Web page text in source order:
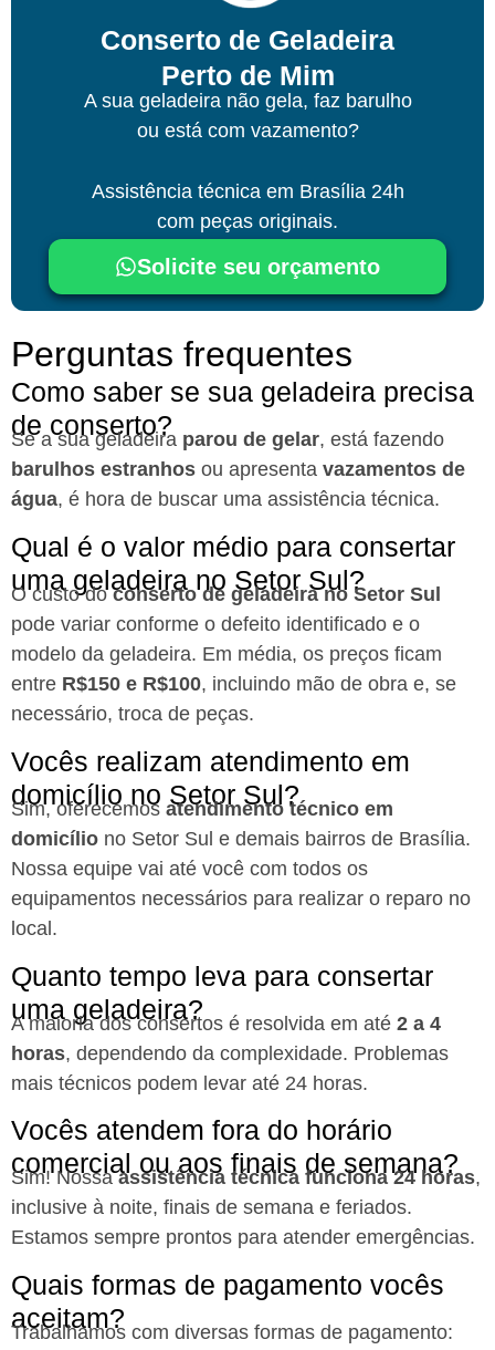
Conserto de Geladeira
Perto de Mim
A sua geladeira não gela, faz barulho
ou está com vazamento?
Assistência técnica em Brasília24h
com peças originais.
Solicite seu orçamento
Perguntas frequentes
Como saber se sua geladeira precisa
de conserto?
Se a sua geladeira parou de gelar, está fazendo
barulhos estranhos ou apresenta vazamentos de
água, é hora de buscar uma assistência técnica.
Qual é o valor médio para consertar
uma geladeira no Setor Sul?
O custo doconserto de geladeira no Setor Sul
pode variar conforme o defeito identificado e o
modelo da geladeira. Em média, os preços ficam
entre R$150 e R$100, incluindo mão de obra e, se
necessário, troca de peças.
Vocês realizam atendimento em
domicílio no Setor Sul?
Sim, oferecemos atendimento técnico em
domicílio no Setor Sul e demais bairros de Brasília.
Nossa equipe vai até você com todos os
equipamentos necessários para realizar o reparo no
local.
Quanto tempo leva para consertar
uma geladeira?
A maioria dos consertos é resolvida em até 2 a 4
horas, dependendo da complexidade. Problemas
mais técnicos podem levar até 24 horas.
Vocês atendem fora do horário
comercial ou aos finais de semana?
Sim! Nossaassistência técnica funciona 24 horas,
inclusive à noite, finais de semana e feriados.
Estamos sempre prontos para atender emergências.
Quais formas de pagamento vocês
aceitam?
Trabalhamos com diversas formas de pagamento: